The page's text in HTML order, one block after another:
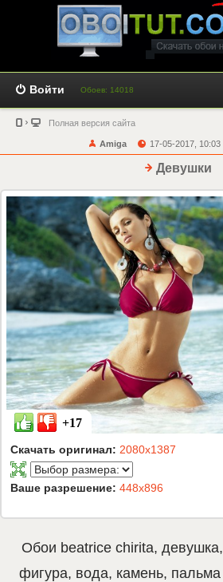
Войти Обоев: 14018
Полная версия сайта
Amiga 17-05-2017, 10:03
Девушки
+17
Скачать оригинал: 2080x1387
Ваше разрешение: 448x896
Обои beatrice chirita, девушка,
фигура, вода, камень, пальма